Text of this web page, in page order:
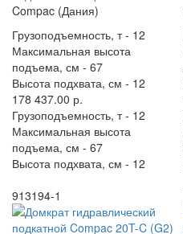
Compac (Дания)
Грузоподъемность, т - 12
Максимальная высота
подъема, см - 67
Высота подхвата, см - 12
178 437.00 р.
Грузоподъемность, т - 12
Максимальная высота
подъема, см - 67
Высота подхвата, см - 12
913194-1